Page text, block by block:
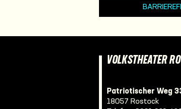
VOLKSTHEATER
Patriotischer Weg
18057 Rostock